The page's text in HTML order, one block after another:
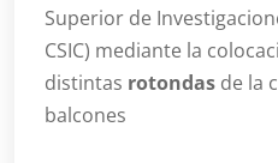
Superior de
CSIC) mediante la
distintas rotondas de la
balcones